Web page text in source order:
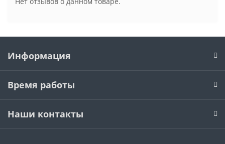
Информация
Время работы
Наши контакты